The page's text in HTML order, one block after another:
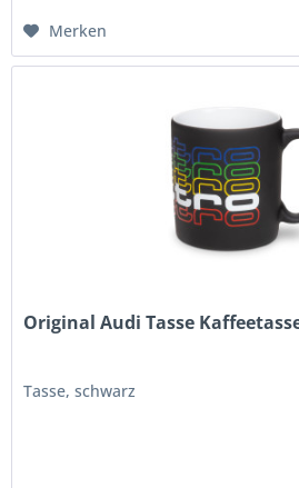
Merken
Original Audi Tasse
Tasse, schwarz